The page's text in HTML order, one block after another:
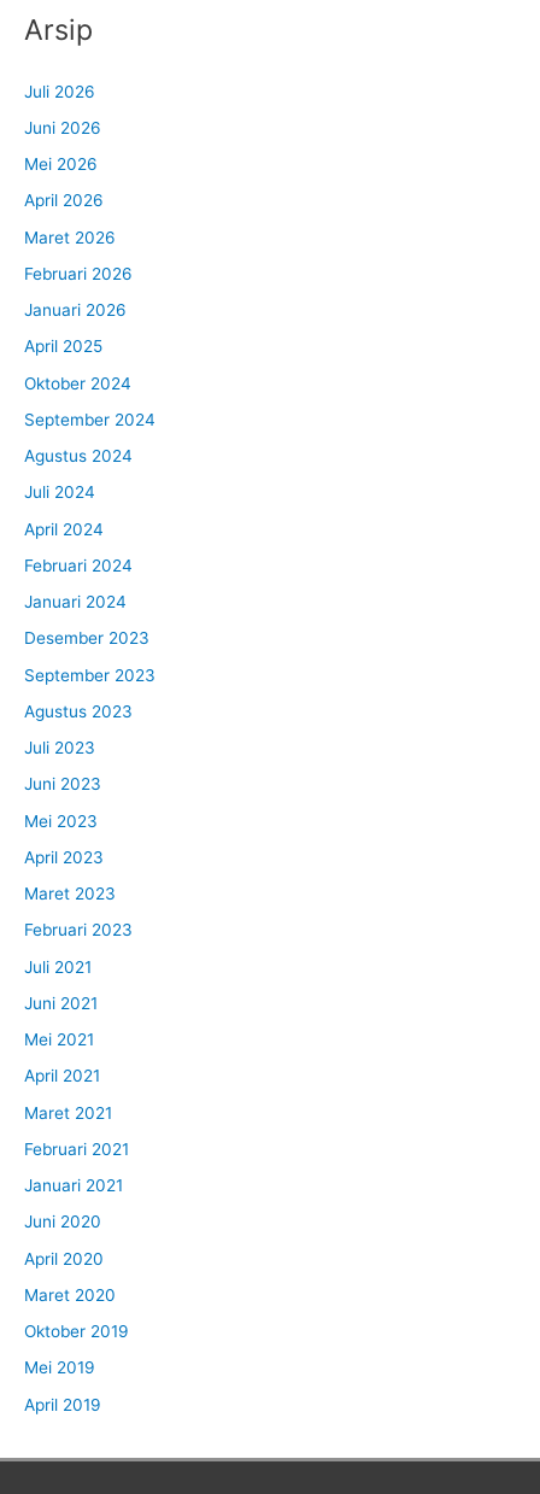
Arsip
Juli 2026
Juni 2026
Mei 2026
April 2026
Maret 2026
Februari 2026
Januari 2026
April 2025
Oktober 2024
September 2024
Agustus 2024
Juli 2024
April 2024
Februari 2024
Januari 2024
Desember 2023
September 2023
Agustus 2023
Juli 2023
Juni 2023
Mei 2023
April 2023
Maret 2023
Februari 2023
Juli 2021
Juni 2021
Mei 2021
April 2021
Maret 2021
Februari 2021
Januari 2021
Juni 2020
April 2020
Maret 2020
Oktober 2019
Mei 2019
April 2019